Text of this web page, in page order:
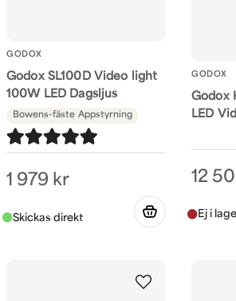
GODOX
Godox SL100D Video light
100W LED Dagsljus
Bowens-fäste Appstyrning
1 979 kr
GODOX
Godox
LED
12